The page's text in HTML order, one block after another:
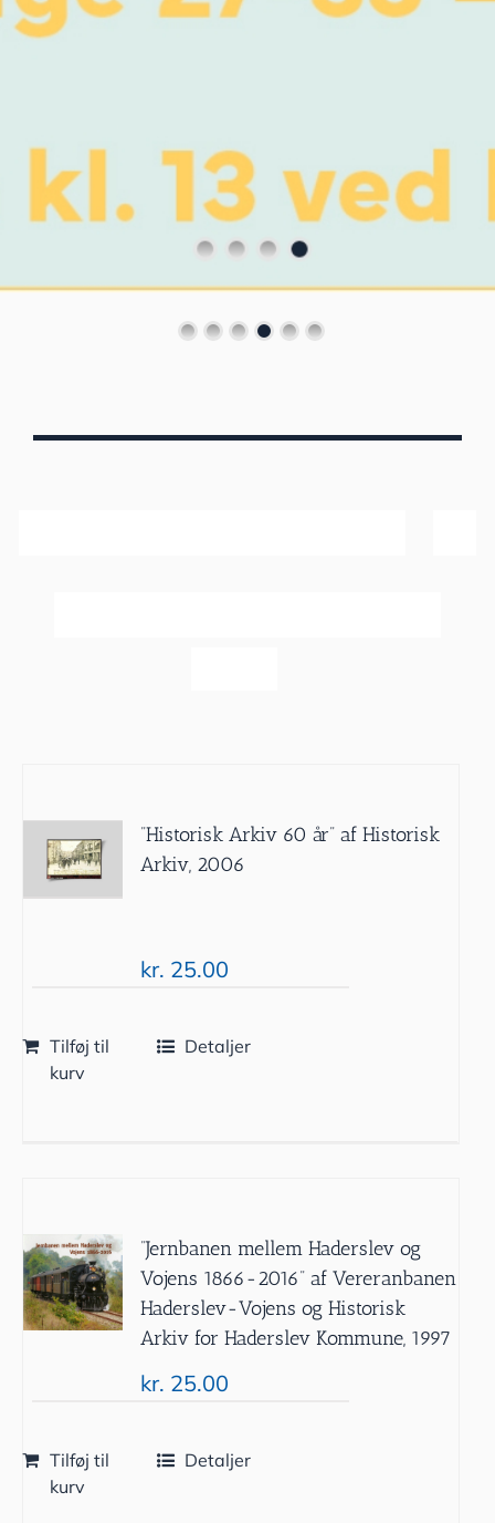
”Historisk Arkiv 60 år” af Historisk
Arkiv, 2006
kr. 25.00
Tilføj til
kurv
Detaljer
”Jernbanen mellem Haderslev og
Vojens 1866-2016” af Vereranbanen
Haderslev-Vojens og Historisk
Arkiv for Haderslev Kommune, 1997
kr. 25.00
Tilføj til
kurv
Detaljer